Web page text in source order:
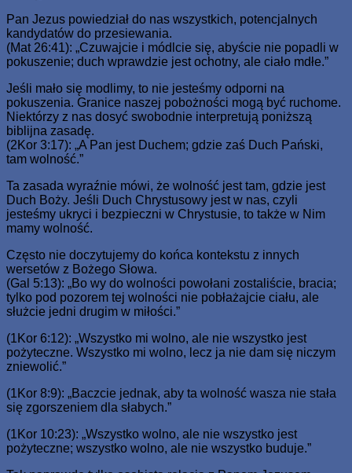
Pan Jezus powiedział do nas wszystkich, potencjalnych
kandydatów do przesiewania.
(Mat 26:41): „Czuwajcie i módlcie się, abyście nie popadli w
pokuszenie; duch wprawdzie jest ochotny, ale ciało mdłe.”
Jeśli mało się modlimy, to nie jesteśmy odporni na
pokuszenia. Granice naszej pobożności mogą być ruchome.
Niektórzy z nas dosyć swobodnie interpretują poniższą
biblijna zasadę.
(2Kor 3:17): „A Pan jest Duchem; gdzie zaś Duch Pański,
tam wolność.”
Ta zasada wyraźnie mówi, że wolność jest tam, gdzie jest
Duch Boży. Jeśli Duch Chrystusowy jest w nas, czyli
jesteśmy ukryci i bezpieczni w Chrystusie, to także w Nim
mamy wolność.
Często nie doczytujemy do końca kontekstu z innych
wersetów z Bożego Słowa.
(Gal 5:13): „Bo wy do wolności powołani zostaliście, bracia;
tylko pod pozorem tej wolności nie pobłażajcie ciału, ale
służcie jedni drugim w miłości.”
(1Kor 6:12): „Wszystko mi wolno, ale nie wszystko jest
pożyteczne. Wszystko mi wolno, lecz ja nie dam się niczym
zniewolić.”
(1Kor 8:9): „Baczcie jednak, aby ta wolność wasza nie stała
się zgorszeniem dla słabych.”
(1Kor 10:23): „Wszystko wolno, ale nie wszystko jest
pożyteczne; wszystko wolno, ale nie wszystko buduje.”